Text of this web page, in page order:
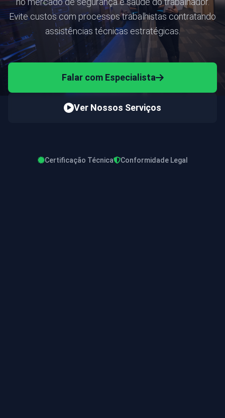
Evite custos com processos trabalhistas contratando
assistências técnicas estratégicas.
Falar com Especialista
Ver Nossos Serviços
Certificação Técnica Conformidade Legal